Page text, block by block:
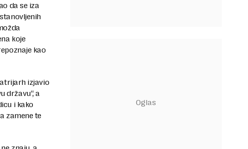
da se iza
koje
kao
izjavio
državu“, a
i kako
zamene te